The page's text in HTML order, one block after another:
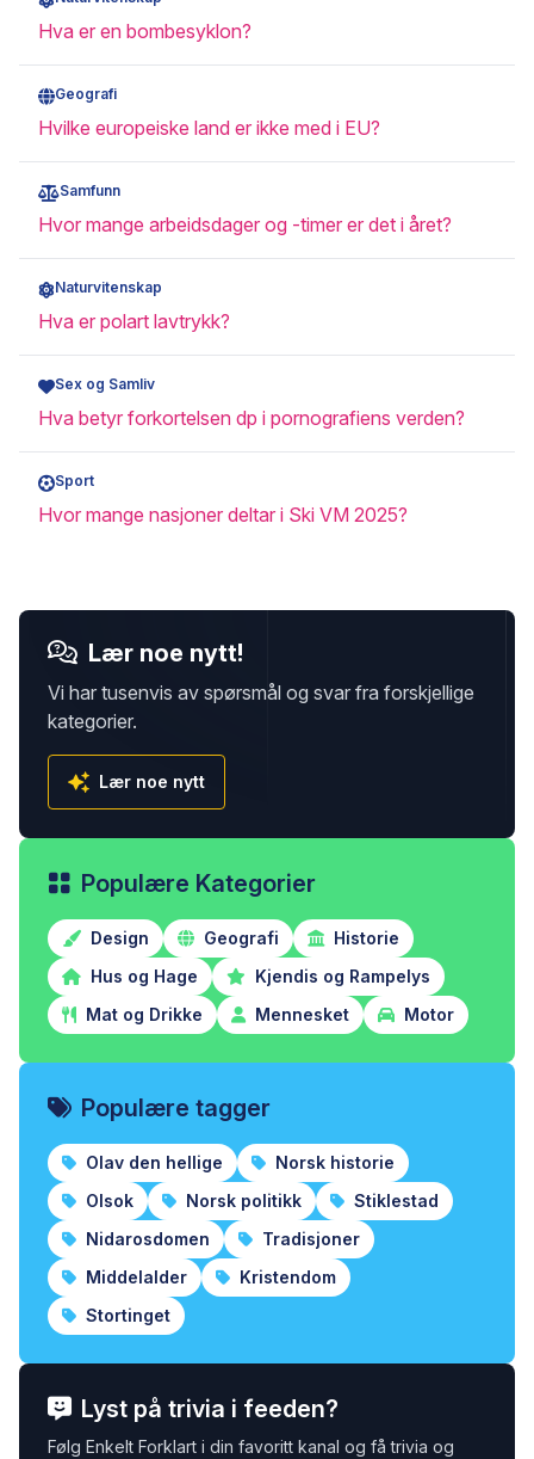
Hva er en bombesyklon?
Geografi
Hvilke europeiske land er ikke med i EU?
Samfunn
Hvor mange arbeidsdager og -timer er det i året?
Naturvitenskap
Hva er polart lavtrykk?
Sex og Samliv
Hva betyr forkortelsen dp i pornografiens verden?
Sport
Hvor mange nasjoner deltar i Ski VM 2025?
Lær noe nytt!
Vi har tusenvis av spørsmål og svar fra forskjellige
kategorier.
Lær noe nytt
Populære Kategorier
Design Geografi
Historie
Hus og Hage
Kjendis og Rampelys
Mat og Drikke
Mennesket Motor
Populære tagger
Olav den hellige
Norsk historie
Olsok
Norsk politikk
Stiklestad
Nidarosdomen
Tradisjoner
Middelalder
Kristendom
Stortinget
Lyst på trivia i feeden?
Følg Enkelt Forklart i din favoritt kanal og få trivia og